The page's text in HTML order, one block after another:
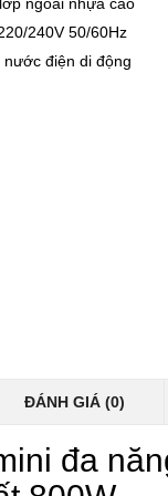
240V 50/60Hz
điện di động
ĐÁNH GIÁ (0)
đa